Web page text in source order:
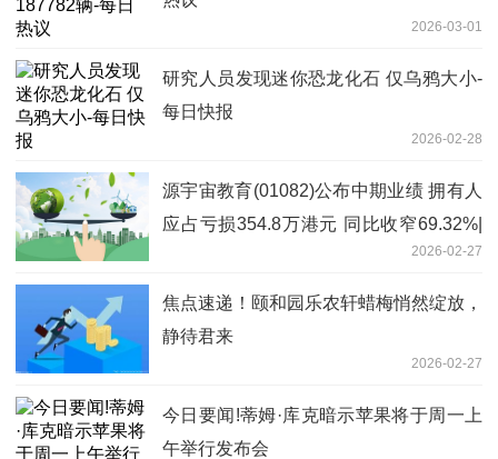
2026-03-01
研究人员发现迷你恐龙化石 仅乌鸦大小-
每日快报
2026-02-28
源宇宙教育(01082)公布中期业绩 拥有人
应占亏损354.8万港元 同比收窄69.32%|
2026-02-27
焦点速递！颐和园乐农轩蜡梅悄然绽放，
静待君来
2026-02-27
今日要闻!蒂姆·库克暗示苹果将于周一上
午举行发布会